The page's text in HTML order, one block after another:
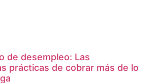
de desempleo: Las
prácticas de cobrar más de lo